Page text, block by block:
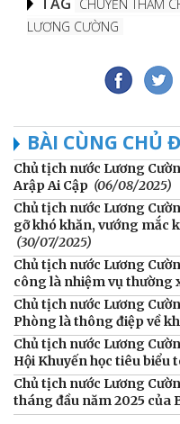
TAG CHUYẾN THĂM
LƯƠNG CƯỜNG
BÀI CÙNG CHỦ
Chủ tịch nước Lương
Arập Ai Cập (06/08/2025)
Chủ tịch nước Lương
gỡ khó khăn, vướng mắc
(30/07/2025)
Chủ tịch nước Lương
công là nhiệm vụ thường
Chủ tịch nước Lương
Phòng là thông điệp về
Chủ tịch nước Lương
Hội Khuyến học tiêu biểu
Chủ tịch nước Lương
tháng đầu năm 2025 của